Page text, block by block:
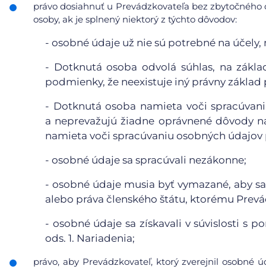
právo dosiahnuť u Prevádzkovateľa bez
osoby, ak je splnený niektorý z týchto dôvodov:
- osobné údaje už nie sú potrebné na
- Dotknutá osoba odvolá súhlas, na
podmienky, že neexistuje iný právny
- Dotknutá osoba namieta voči
a neprevažujú žiadne oprávnené dôvody
namieta voči spracúvaniu osobných údajov
- osobné údaje sa spracúvali nezákonne;
- osobné údaje musia byť vymazané, aby
alebo práva členského štátu, ktorému
- osobné údaje sa získavali v súvislosti s
ods. 1. Nariadenia;
právo, aby Prevádzkovateľ, ktorý zverejnil osobné